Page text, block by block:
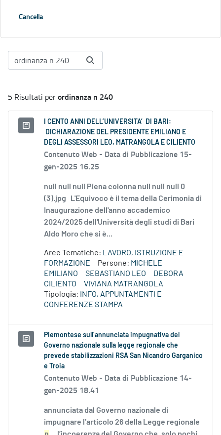
Cancella
5 Risultati perordinanza n 240
I CENTO ANNI DELL’UNIVERSITA’ DI BARI:
DICHIARAZIONE DEL PRESIDENTE EMILIANO E
DEGLI ASSESSORI LEO, MATRANGOLA E CILIENTO
Contenuto Web - Data di Pubblicazione 15-
gen-2025 16.25
null null null Piena colonna null null null 0
(3).jpg L'Equivoco è il tema della Cerimonia di
Inaugurazione dell'anno accademico
2024/2025 dell'Università degli studi di Bari
Aldo Moro che si è...
Aree Tematiche: LAVORO, ISTRUZIONE E
FORMAZIONE
Persone: MICHELE
EMILIANO
SEBASTIANO LEO
DEBORA
CILIENTO
VIVIANA MATRANGOLA
Tipologia:
INFO, APPUNTAMENTI E
CONFERENZE STAMPA
Piemontese sull’annunciata impugnativa del
Governo nazionale sulla legge regionale che
prevede stabilizzazioni RSA San Nicandro Garganico
e Troia
Contenuto Web - Data di Pubblicazione 14-
gen-2025 18.41
annunciata dal Governo nazionale di
impugnare l’articolo 26 della Legge regionale